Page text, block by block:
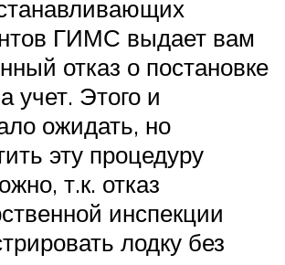
ГИМС выдает вам
отказ о постановке
учет. Этого и
ожидать, но
эту процедуру
т.к. отказ
инспекции
лодку без